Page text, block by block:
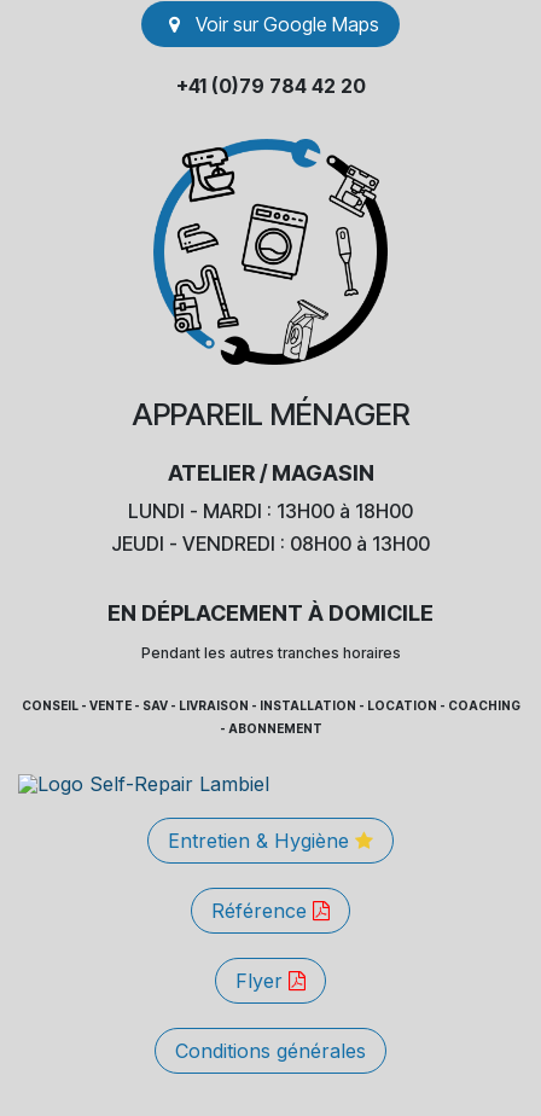
Voir sur Go​​ogle Maps
+41 (0)79 784 42 20
APPAREIL MÉNAGER
ATELIER / MAGASIN
LUNDI - MARDI : 13H00 à 18H00
JEUDI - VENDREDI : 08H00 à 13H00
EN DÉPLACEMENT À DOMICILE
Pendant les autres tranches horaires
CONSEIL - VENTE - SAV - LIVRAISON - INSTALLATION - LOCATION - COACHING
- ABONNEMENT
Entretien & Hygiène
Référence
Flyer
Conditions générales